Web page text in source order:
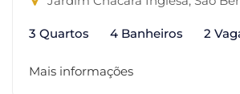
3 Quartos 4 Banheiros 2
Mais informações